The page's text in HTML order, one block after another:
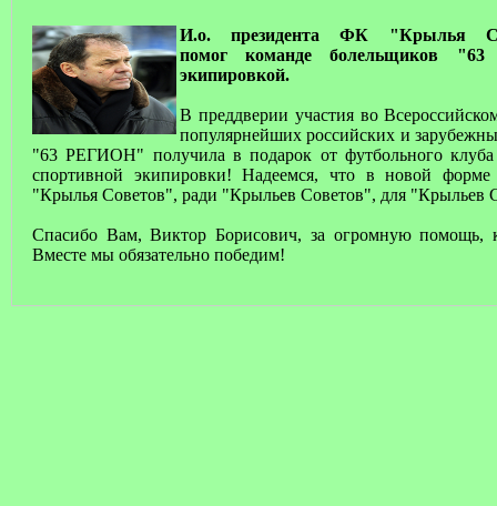
И.о. президента ФК "Крылья
помог команде болельщиков
экипировкой.
В преддверии участия во
популярнейших российских и
"63 РЕГИОН" получила в подарок от футбольного
спортивной экипировки! Надеемся, что в новой
"Крылья Советов", ради "Крыльев Советов", для "Крыльев
Спасибо Вам, Виктор Борисович, за огромную помощь,
Вместе мы обязательно победим!